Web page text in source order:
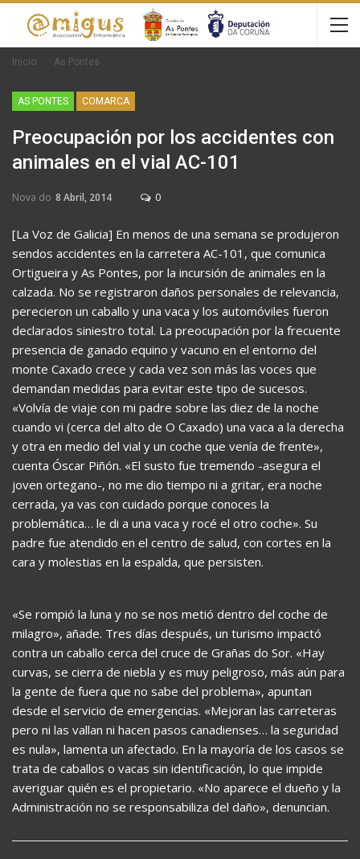
Inicio As Pontes
AS PONTES COMARCA
Preocupación por los accidentes con
animales en el vial AC-101
Nova do 8 Abril, 2014 0
[La Voz de Galicia] En menos de una semana se produjeron
sendos accidentes en la carretera AC-101, que comunica
Ortigueira y As Pontes, por la incursión de animales en la
calzada. No se registraron daños personales de relevancia,
perecieron un caballo y una vaca y los automóviles fueron
declarados siniestro total. La preocupación por la frecuente
presencia de ganado equino y vacuno en el entorno del
monte Caxado crece y cada vez son más las voces que
demandan medidas para evitar este tipo de sucesos.
«Volvía de viaje con mi padre sobre las diez de la noche
cuando vi (cerca del alto de O Caxado) una vaca a la derecha
y otra en medio del vial y un coche que venía de frente»,
cuenta Óscar Piñón. «El susto fue tremendo -asegura el
joven ortegano-, no me dio tiempo ni a gritar, era noche
cerrada, ya vas con cuidado porque conoces la
problemática… le di a una vaca y rocé el otro coche». Su
padre fue atendido en el centro de salud, con cortes en la
cara y molestias en la espalda, que persisten.
«Se rompió la luna y no se nos metió dentro del coche de
milagro», añade. Tres días después, un turismo impactó
contra un caballo cerca del cruce de Grañas do Sor. «Hay
curvas, se cierra de niebla y es muy peligroso, más aún para
la gente de fuera que no sabe del problema», apuntan
desde el servicio de emergencias. «Mejoran las carreteras
pero ni las vallan ni hacen pasos canadienses… la seguridad
es nula», lamenta un afectado. En la mayoría de los casos se
trata de caballos o vacas sin identificación, lo que impide
averiguar quién es el propietario. «No aparece el dueño y la
Administración no se responsabiliza del daño», denuncian.